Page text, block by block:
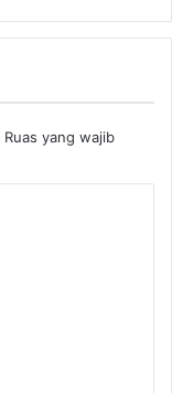
Ruas yang wajib